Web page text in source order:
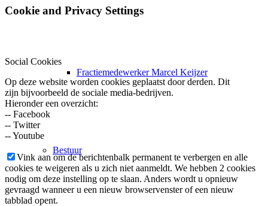
Fractiemedewerker Marcel Keijzer
Bestuur
Cookie and Privacy Settings
Social Cookies
Op deze website worden cookies geplaatst door derden. Dit
zijn bijvoorbeeld de sociale media-bedrijven.
Hieronder een overzicht:
-- Facebook
-- Twitter
-- Youtube
Vink aan om de berichtenbalk permanent te verbergen en alle
cookies te weigeren als u zich niet aanmeldt. We hebben 2 cookies
nodig om deze instelling op te slaan. Anders wordt u opnieuw
gevraagd wanneer u een nieuw browservenster of een nieuw
tabblad opent.